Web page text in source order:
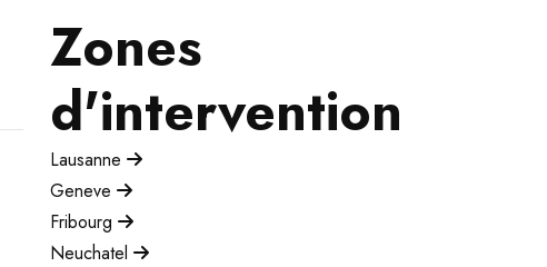
Zones
d'intervention
Lausanne
Geneve
Fribourg
Neuchatel